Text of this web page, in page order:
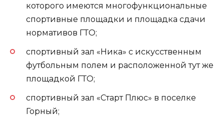
которого имеются многофункциональные
спортивные площадки и площадка сдачи
нормативов ГТО;
спортивный зал «Ника» с искусственным
футбольным полем и расположенной тут же
площадкой ГТО;
спортивный зал «Старт Плюс» в поселке
Горный;